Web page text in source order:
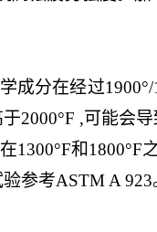
分在经过1900°/
2000°F ,可能会
和1800°F
参考ASTM A 923